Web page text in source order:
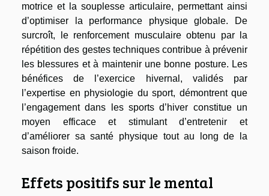
motrice et la souplesse articulaire, permettant ainsi
d’optimiser la performance physique globale. De
surcroît, le renforcement musculaire obtenu par la
répétition des gestes techniques contribue à prévenir
les blessures et à maintenir une bonne posture. Les
bénéfices de l’exercice hivernal, validés par
l’expertise en physiologie du sport, démontrent que
l’engagement dans les sports d’hiver constitue un
moyen efficace et stimulant d’entretenir et
d’améliorer sa santé physique tout au long de la
saison froide.
Effets positifs sur le mental